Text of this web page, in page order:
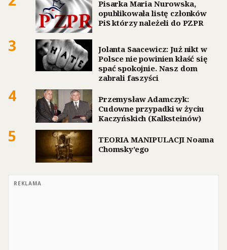
Pisarka Maria Nurowska,
opublikowała listę członków
PiS którzy należeli do PZPR
3
Jolanta Saacewicz: Już nikt w
Polsce nie powinien kłaść się
spać spokojnie. Nasz dom
zabrali faszyści
4
Przemysław Adamczyk:
Cudowne przypadki w życiu
Kaczyńskich (Kalksteinów)
5
TEORIA MANIPULACJI Noama
Chomsky’ego
REKLAMA